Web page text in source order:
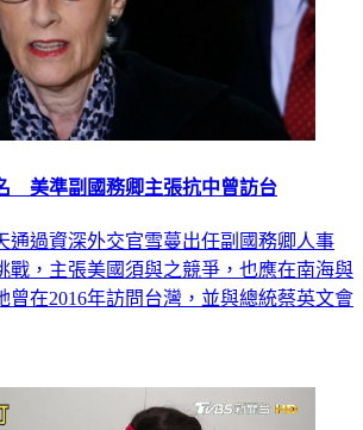
美準副國務卿主張抗中曾訪台
通過資深外交官雪蔓出任副國務卿人事
戰，主張美國須與之競爭，也應在南海與
曾在2016年訪問台灣，並與總統蔡英文會